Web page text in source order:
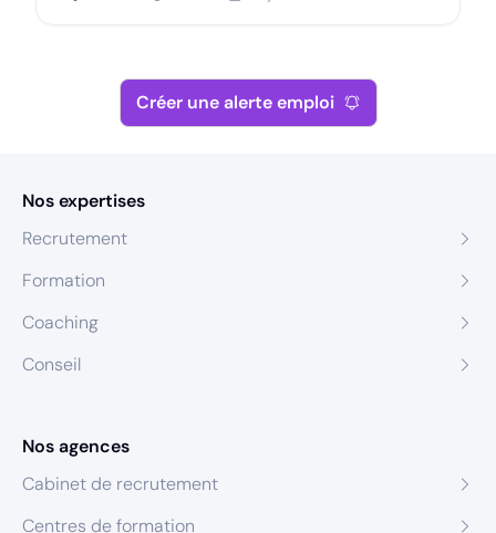
Créer une alerte emploi
Nos expertises
Recrutement
Formation
Coaching
Conseil
Nos agences
Cabinet de recrutement
Centres de formation